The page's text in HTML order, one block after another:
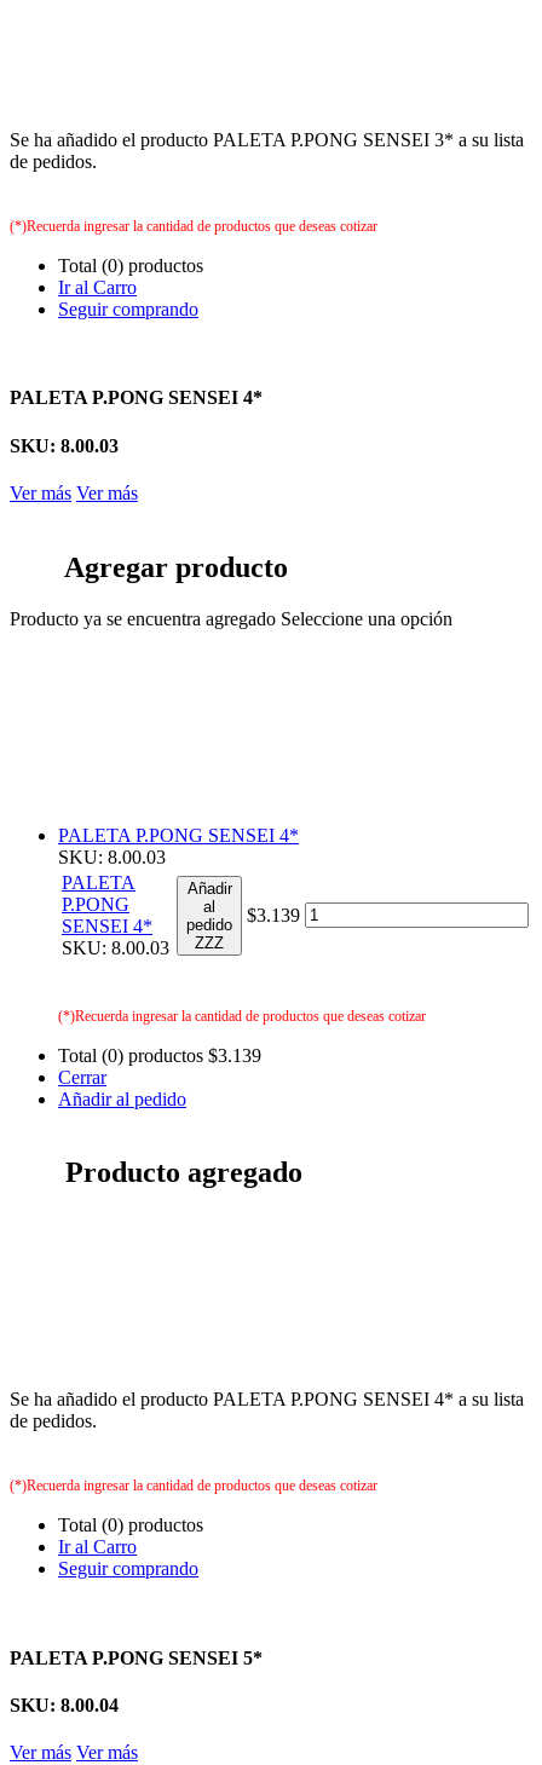
Se ha añadido el producto PALETA P.PONG SENSEI 3* a su lista
de pedidos.
(*)Recuerda ingresar la cantidad de productos que deseas cotizar
Total (0) productos
Ir al Carro
Seguir comprando
PALETA P.PONG SENSEI 4*
SKU: 8.00.03
Ver más Ver más
Agregar producto
Producto ya se encuentra agregado Seleccione una opción
PALETA P.PONG SENSEI 4*
SKU: 8.00.03
PALETA
P.PONG
SENSEI 4*
SKU: 8.00.03
Añadir
al
pedido
ZZZ
$3.139
(*)Recuerda ingresar la cantidad de productos que deseas cotizar
Total (0) productos $3.139
Cerrar
Añadir al pedido
Producto agregado
Se ha añadido el producto PALETA P.PONG SENSEI 4* a su lista
de pedidos.
(*)Recuerda ingresar la cantidad de productos que deseas cotizar
Total (0) productos
Ir al Carro
Seguir comprando
PALETA P.PONG SENSEI 5*
SKU: 8.00.04
Ver más Ver más